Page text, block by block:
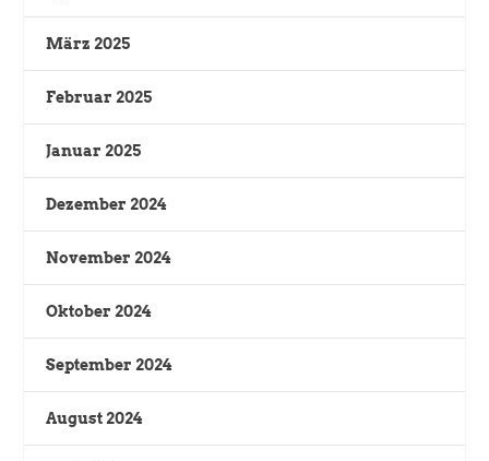
März 2025
Februar 2025
Januar 2025
Dezember 2024
November 2024
Oktober 2024
September 2024
August 2024